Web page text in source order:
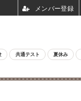
共通テスト 夏休み